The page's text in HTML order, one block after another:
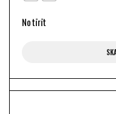
Notīrīt